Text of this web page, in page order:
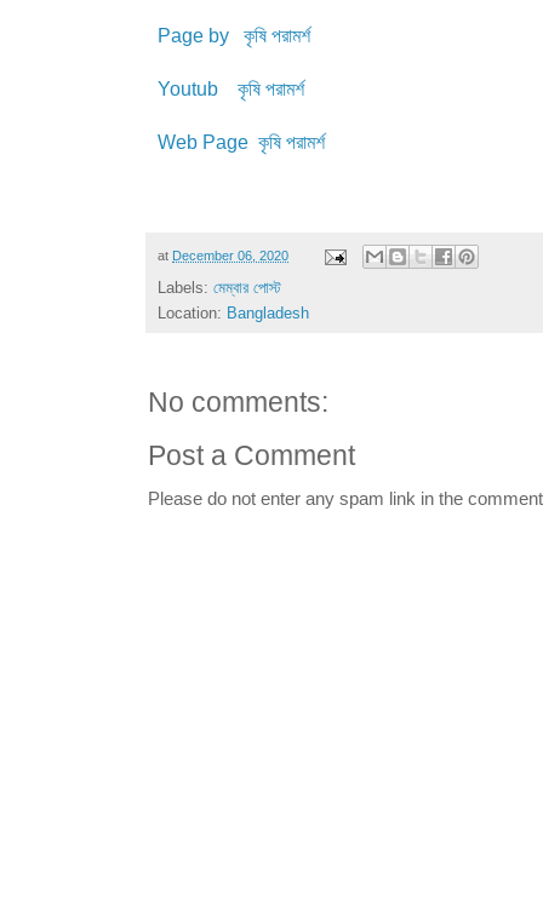
Page by কৃষি পরামর্শ
Youtub কৃষি পরামর্শ
Web Page কৃষি পরামর্শ
at December 06, 2020
Labels: মেম্বার পোস্ট
Location: Bangladesh
No comments:
Post a Comment
Please do not enter any spam link in the